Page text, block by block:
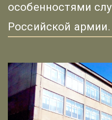
особенностями
Российской армии.